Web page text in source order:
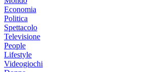
Economia
Politica
Spettacolo
Televisione
People
Lifestyle
Videogiochi